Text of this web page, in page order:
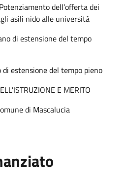
dell’offerta dei
asili nido alle università
di estensione del tempo
di estensione del tempo pieno
E MERITO
di Mascalucia